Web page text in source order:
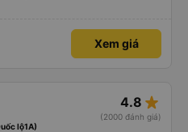
trạm dùng ở cây xăng để xe nộp nhiên
cây xăng nhà xe này dùng rất chi là
Mà hình như nhà xe này
Xem giá
4.8 star_rate
(2000 đánh giá)
lộ1A)